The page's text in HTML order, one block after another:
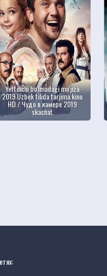
Yettinchi bo'lmadagi mo'jiza
2019 Uzbek tilida tarjima kino
HD / Чудо в камере 2019
skachat